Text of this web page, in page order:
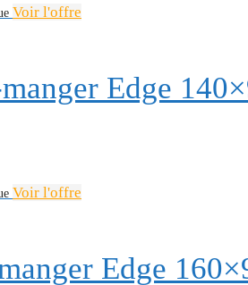
Voir l'offre
Edge
Voir l'offre
Edge